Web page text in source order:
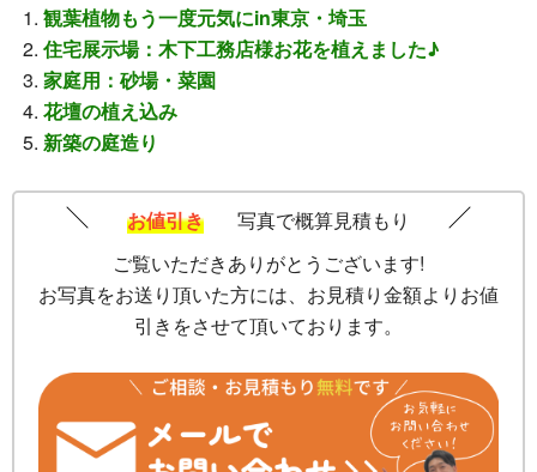
観葉植物もう一度元気にin東京・埼玉
住宅展示場：木下工務店様お花を植えました♪
家庭用：砂場・菜園
花壇の植え込み
新築の庭造り
お値引き
写真で概算見積もり
ご覧いただきありがとうございます!
お写真をお送り頂いた方には、お見積り金額よりお値
引きをさせて頂いております。